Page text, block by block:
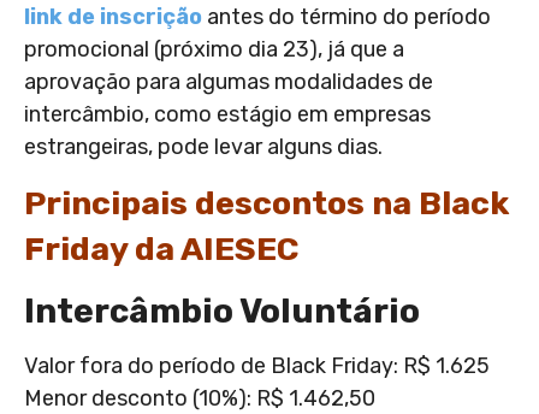
link de inscrição antes do término do período
promocional (próximo dia 23), já que a
aprovação para algumas modalidades de
intercâmbio, como estágio em empresas
estrangeiras, pode levar alguns dias.
Principais descontos na Black
Friday da AIESEC
Intercâmbio Voluntário
Valor fora do período de Black Friday: R$ 1.625
Menor desconto (10%): R$ 1.462,50